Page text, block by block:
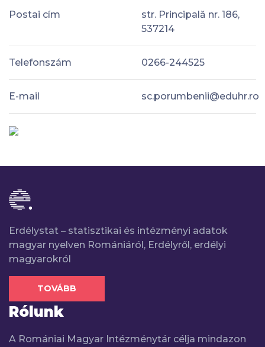
Postai cím
str. Principală nr. 186,
537214
Telefonszám 0266-244525
E-mail sc.porumbenii@eduhr.ro
Erdélystat – statisztikai és intézményi adatok
magyar nyelven Romániáról, Erdélyről, erdélyi
magyarokról
TOVÁBB
Rólunk
A Romániai Magyar Intézménytár célja mindazon